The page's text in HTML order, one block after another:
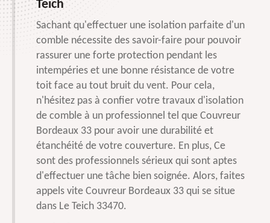
Teich
Sachant qu'effectuer une isolation parfaite d'un
comble nécessite des savoir-faire pour pouvoir
rassurer une forte protection pendant les
intempéries et une bonne résistance de votre
toit face au tout bruit du vent. Pour cela,
n'hésitez pas à confier votre travaux d'isolation
de comble à un professionnel tel que Couvreur
Bordeaux 33 pour avoir une durabilité et
étanchéité de votre couverture. En plus, Ce
sont des professionnels sérieux qui sont aptes
d'effectuer une tâche bien soignée. Alors, faites
appels vite Couvreur Bordeaux 33 qui se situe
dans Le Teich 33470.